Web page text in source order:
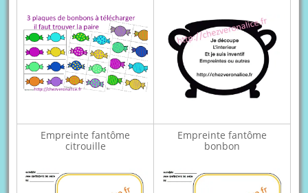
Empreinte fantôme
citrouille
Empreinte fantôme
bonbon